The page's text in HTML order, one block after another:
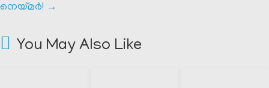
നെയ്മർ! →
You May Also Like